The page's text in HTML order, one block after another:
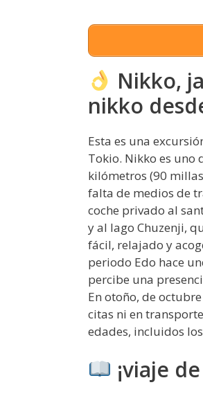
Nikko,
nikko
Esta es una
Tokio. Nikko es uno
kilómetros (90
falta de medios de
coche privado al
y al lago Chuzenji,
fácil, relajado y
periodo Edo hace
percibe una
En otoño, de
citas ni en
edades, incluidos
¡viaje